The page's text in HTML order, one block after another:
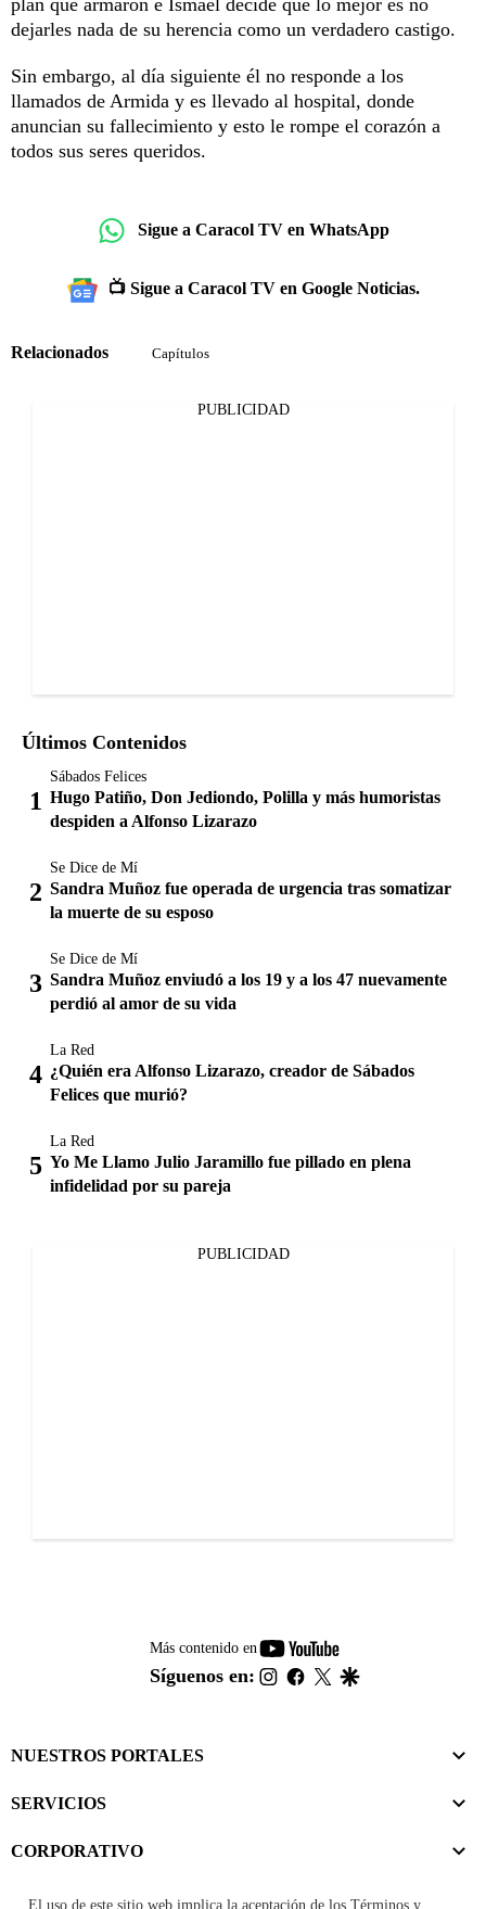
dejarles nada de su herencia como un verdadero castigo.
Sin embargo, al día siguiente él no responde a los
llamados de Armida y es llevado al hospital, donde
anuncian su fallecimiento y esto le rompe el corazón a
todos sus seres queridos.
Sigue a Caracol TV en WhatsApp
📺 Sigue a Caracol TV en Google Noticias.
Relacionados Capítulos
PUBLICIDAD
Últimos Contenidos
Sábados Felices
Hugo Patiño, Don Jediondo, Polilla y más humoristas
despiden a Alfonso Lizarazo
Se Dice de Mí
Sandra Muñoz fue operada de urgencia tras somatizar
la muerte de su esposo
Se Dice de Mí
Sandra Muñoz enviudó a los 19 y a los 47 nuevamente
perdió al amor de su vida
La Red
¿Quién era Alfonso Lizarazo, creador de Sábados
Felices que murió?
La Red
Yo Me Llamo Julio Jaramillo fue pillado en plena
infidelidad por su pareja
PUBLICIDAD
Más contenido en
youtube-
footer
Síguenos en: instagram
facebook
twitter
NUESTROS PORTALES
SERVICIOS
CORPORATIVO
El uso de este sitio web implica la aceptación de los Términos y